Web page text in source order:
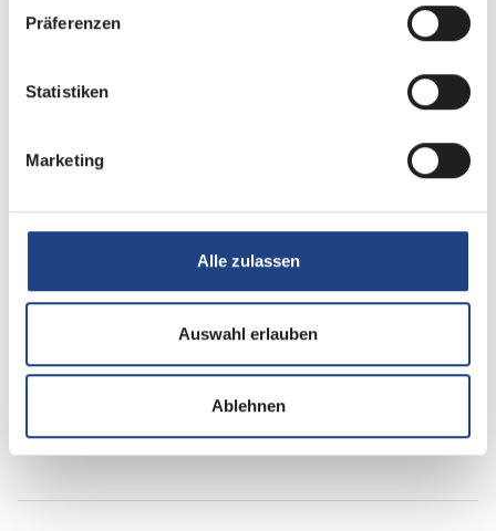
Präferenzen
Statistiken
Marketing
Alle zulassen
Auswahl erlauben
Ablehnen
Apple CarPlay